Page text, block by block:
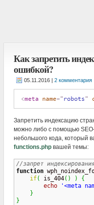
Как запретить
ошибкой?
| 2 комментария
Запретить индексацию
можно либо с помощью
небольшого кода, который
functions.phpвашей темы:
//запрет
function
if( is_404( ) )
{
echo
'<meta
}
}